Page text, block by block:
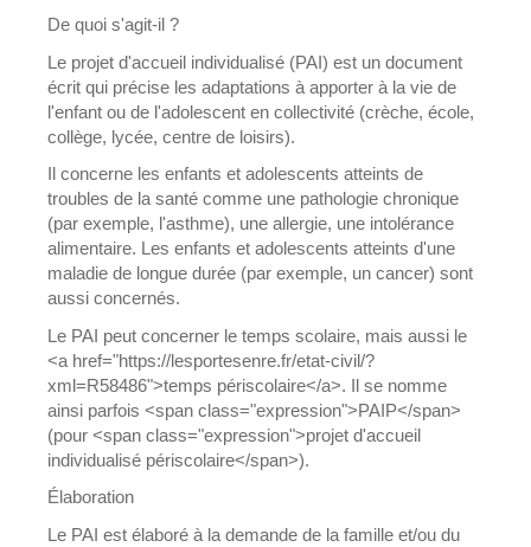
De quoi s'agit-il ?
Le projet d'accueil individualisé (PAI) est un document
écrit qui précise les adaptations à apporter à la vie de
l'enfant ou de l'adolescent en collectivité (crèche, école,
collège, lycée, centre de loisirs).
Il concerne les enfants et adolescents atteints de
troubles de la santé comme une pathologie chronique
(par exemple, l'asthme), une allergie, une intolérance
alimentaire. Les enfants et adolescents atteints d'une
maladie de longue durée (par exemple, un cancer) sont
aussi concernés.
Le PAI peut concerner le temps scolaire, mais aussi le
<a href="https://lesportesenre.fr/etat-civil/?
xml=R58486">temps périscolaire</a>. Il se nomme
ainsi parfois <span class="expression">PAIP</span>
(pour <span class="expression">projet d'accueil
individualisé périscolaire</span>).
Élaboration
Le PAI est élaboré à la demande de la famille et/ou du